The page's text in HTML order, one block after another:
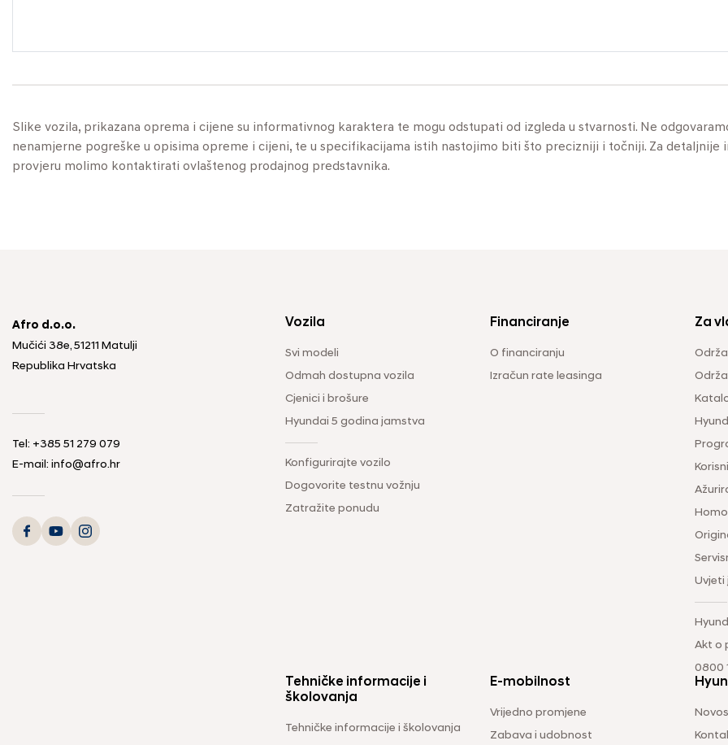
Slike vozila, prikazana oprema i cijene su informativnog karaktera te mogu odstupati od izgleda u stvarnosti. Ne
nenamjerne pogreške u opisima opreme i cijeni, te u specifikacijama istih nastojimo biti što precizniji i točniji. Za detaljnije
provjeru molimo kontaktirati ovlaštenog prodajnog predstavnika.
Afro d.o.o.
Mučići 38e, 51211 Matulji
Republika Hrvatska
Tel: +385 51 279 079
E-mail: info@afro.hr
Vozila
Svi modeli
Odmah dostupna vozila
Cjenici i brošure
Hyundai 5 godina jamstva
Konfigurirajte vozilo
Dogovorite testnu vožnju
Zatražite ponudu
Financiranje
O financiranju
Izračun rate leasinga
Za
Uvjeti
Akt o
0800
Tehničke informacije i
školovanja
Tehničke informacije i školovanja
E-mobilnost
Vrijedno promjene
Zabava i udobnost